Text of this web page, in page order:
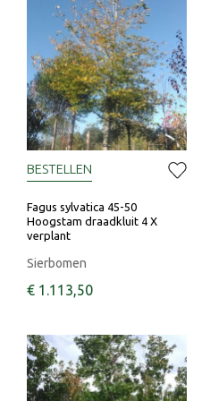
Fagus sylvatica 45-50
Hoogstam draadkluit 4 X
verplant
Sierbomen
€ 1.113 50
BESTELLEN